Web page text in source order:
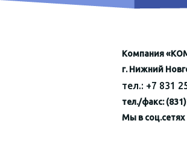
Компания
г. Нижний
тел.: +7 831
тел./факс:
Мы в соц.сетях